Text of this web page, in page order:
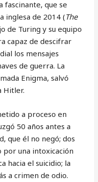
que se
inglesa de 2014 (The
de Turing y su equipo
capaz de descifrar
los mensajes
de guerra. La
Enigma, salvó
Hitler.
a proceso en
50 años antes a
que él no negó; dos
por una intoxicación
hacia el suicidio; la
a crimen de odio.